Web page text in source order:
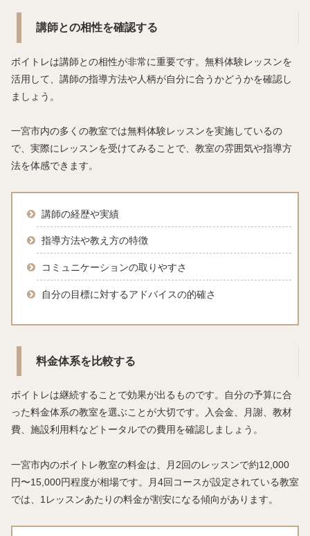
講師との相性を確認する
ボイトレは講師との相性が非常に重要です。無料体験レッスンを
活用して、講師の指導方法や人柄が自分に合うかどうかを確認し
ましょう。
一宮市内の多くの教室では無料体験レッスンを実施しているの
で、実際にレッスンを受けてみることで、教室の雰囲気や指導方
法を体感できます。
講師の経歴や実績
指導方法や教え方の特徴
コミュニケーションの取りやすさ
自分の目標に対するアドバイスの的確さ
料金体系を比較する
ボイトレは継続することで効果が出るものです。自分の予算に合
った料金体系の教室を選ぶことが大切です。入会金、月謝、教材
費、施設利用料などトータルでの費用を確認しましょう。
一宮市内のボイトレ教室の料金は、月2回のレッスンで約12,000
円〜15,000円程度が相場です。月4回コースが設定されている教室
では、1レッスンあたりの料金が割安になる傾向があります。